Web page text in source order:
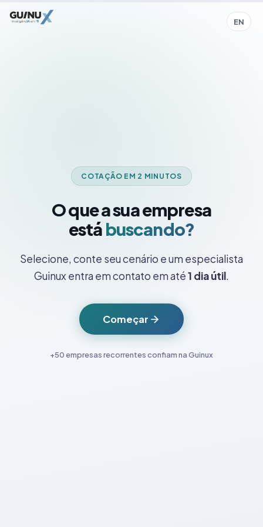
EN
COTAÇÃO EM 2 MINUTOS
O que a sua empresa
estábuscando?
Selecione, conte seu cenário e um especialista
Guinux entra em contato em até1 dia útil.
Começar
+50 empresas recorrentes confiam na Guinux